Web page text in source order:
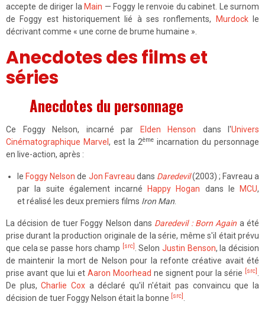
accepte de diriger la Main — Foggy le renvoie du cabinet. Le surnom
de Foggy est historiquement lié à ses ronflements,
Murdockle
décrivant comme « une corne de brume humaine ».
Anecdotes des films et
séries
Anecdotes du personnage
Ce Foggy Nelson, incarné par Elden Henson dans l'Univers
Cinématographique Marvel , est la 2ème incarnation du personnage
en live-action, après :
le Foggy Nelson de Jon Favreau dans Daredevil(2003) ; Favreau a
par la suite également incarné
Happy Hogan dans le MCU,
et réalisé les deux premiers films Iron Man
La décision de tuer Foggy Nelson dans Daredevil : Born Again a été
prise durant la production originale de la série, même s'il était prévu
que cela se passe hors champ [src] . SelonJustin Benson, la décision
de maintenir la mort de Nelson pour la refonte créative avait été
prise avant que lui et Aaron Moorhead ne signent pour la série [src]
De plus,Charlie Coxa déclaré qu'il n'était pas convaincu que la
décision de tuer Foggy Nelson était la bonne [src]